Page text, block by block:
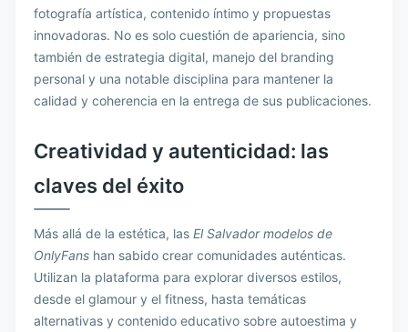
fotografía artística, contenido íntimo y propuestas
innovadoras. No es solo cuestión de apariencia, sino
también de estrategia digital, manejo del branding
personal y una notable disciplina para mantener la
calidad y coherencia en la entrega de sus publicaciones.
Creatividad y autenticidad: las
claves del éxito
Más allá de la estética, las El Salvador modelos de
OnlyFans han sabido crear comunidades auténticas.
Utilizan la plataforma para explorar diversos estilos,
desde el glamour y el fitness, hasta temáticas
alternativas y contenido educativo sobre autoestima y